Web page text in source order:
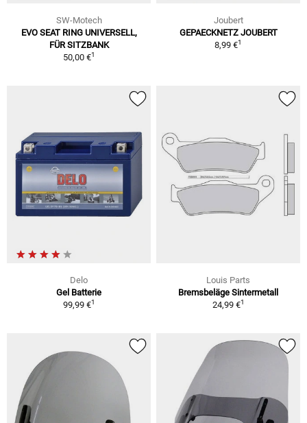
SW-Motech
EVO SEAT RING UNIVERSELL,
FÜR SITZBANK
50,00 €1
Joubert
GEPAECKNETZ JOUBERT
8,99 €1
Delo
Gel Batterie
99,99 €1
Louis Parts
Bremsbeläge Sintermetall
24,99 €1